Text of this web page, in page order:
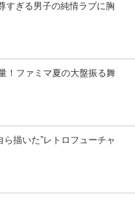
すぎる男子の純情ラブに胸
！ファミマ夏の大盤振る舞
描いた”レトロフューチャ